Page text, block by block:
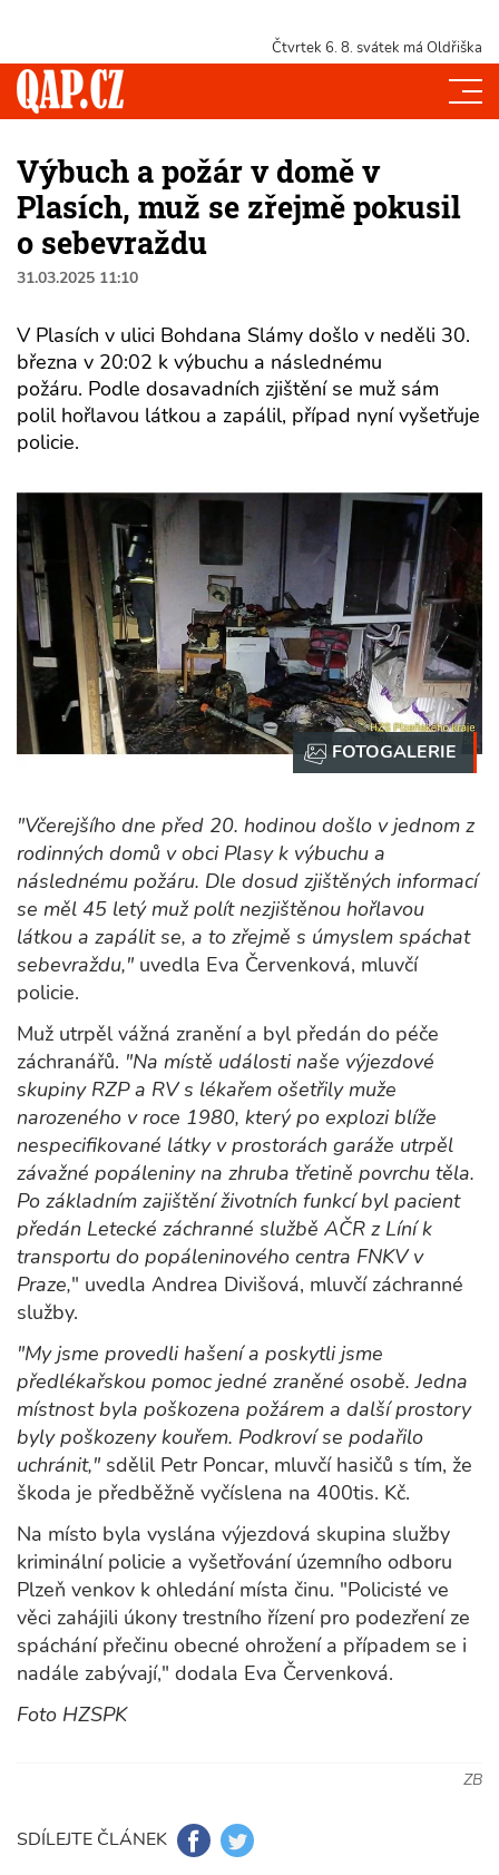
Čtvrtek 6. 8. svátek má Oldřiška
Výbuch a požár v domě v
Plasích, muž se zřejmě pokusil
o sebevraždu
31.03.2025 11:10
V Plasích v ulici Bohdana Slámy došlo v neděli 30.
března v 20:02 k výbuchu a následnému
požáru. Podle dosavadních zjištění se muž sám
polil hořlavou látkou a zapálil, případ nyní vyšetřuje
policie.
"Včerejšího dne před 20. hodinou došlo v jednom z
rodinných domů v obci Plasy k výbuchu a
následnému požáru. Dle dosud zjištěných informací
se měl 45 letý muž polít nezjištěnou hořlavou
látkou a zapálit se, a to zřejmě s úmyslem spáchat
sebevraždu," uvedla Eva Červenková, mluvčí
policie.
Muž utrpěl vážná zranění a byl předán do péče
záchranářů. "Na místě události naše výjezdové
skupiny RZP a RV s lékařem ošetřily muže
narozeného v roce 1980, který po explozi blíže
nespecifikované látky v prostorách garáže utrpěl
závažné popáleniny na zhruba třetině povrchu těla.
Po základním zajištění životních funkcí byl pacient
předán Letecké záchranné službě AČR z Líní k
transportu do popáleninového centra FNKV v
Praze," uvedla Andrea Divišová, mluvčí záchranné
služby.
"My jsme provedli hašení a poskytli jsme
předlékařskou pomoc jedné zraněné osobě. Jedna
místnost byla poškozena požárem a další prostory
byly poškozeny kouřem. Podkroví se podařilo
uchránit," sdělil Petr Poncar, mluvčí hasičů s tím, že
škoda je předběžně vyčíslena na 400tis. Kč.
Na místo byla vyslána výjezdová skupina služby
kriminální policie a vyšetřování územního odboru
Plzeň venkov k ohledání místa činu. "Policisté ve
věci zahájili úkony trestního řízení pro podezření ze
spáchání přečinu obecné ohrožení a případem se i
nadále zabývají," dodala Eva Červenková.
Foto HZSPK
ZB
SDÍLEJTE ČLÁNEK